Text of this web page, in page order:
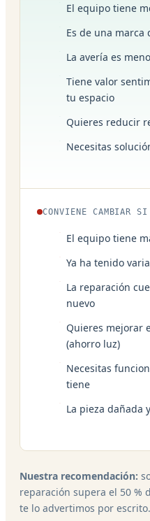
El equipo tiene
Es de una marca
La avería es
Tiene valor
tu espacio
Quieres reducir
Necesitas
CONVIENE CAMBIAR SI
El equipo tiene
Ya ha tenido
La reparación
nuevo
Quieres mejorar
(ahorro luz)
Necesitas
tiene
La pieza dañada
Nuestra recomendación:
reparación supera el 50 %
te lo advertimos por escrito.